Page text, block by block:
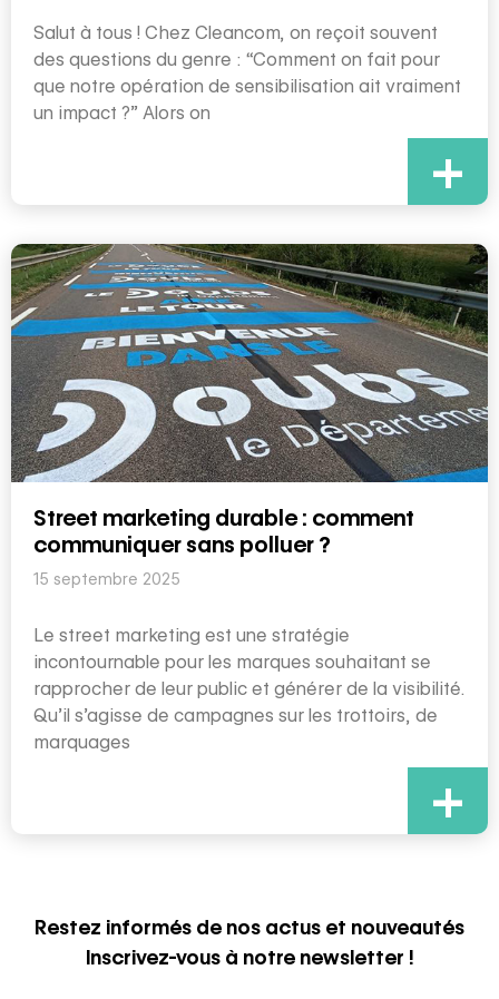
Salut à tous ! Chez Cleancom, on reçoit souvent
des questions du genre : “Comment on fait pour
que notre opération de sensibilisation ait vraiment
un impact ?” Alors on
+
Street marketing durable : comment
communiquer sans polluer ?
15 septembre 2025
Le street marketing est une stratégie
incontournable pour les marques souhaitant se
rapprocher de leur public et générer de la visibilité.
Qu’il s’agisse de campagnes sur les trottoirs, de
marquages
+
Restez informés de nos actus et nouveautés
Inscrivez-vous à notre newsletter !